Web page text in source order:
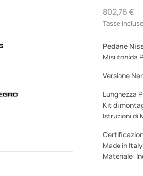
802,76 €
Tasse incluse
Pedane
Misutonida
Versione
Lunghezza
Kit di
Istruzioni di
Made in
Materiale: